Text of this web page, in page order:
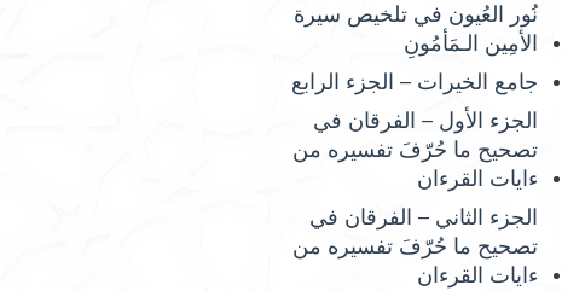
نُور العُيون في تلخيص سيرة
الأمِين الـمَأمُونِ
جامع الخيرات – الجزء الرابع
الجزء الأول – الفرقان في
تصحيح ما حُرّفَ تفسيره من
ءايات القرءان
الجزء الثاني – الفرقان في
تصحيح ما حُرّفَ تفسيره من
ءايات القرءان